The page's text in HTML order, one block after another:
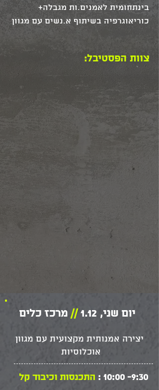
בינתחומית לאמנים.ות מגבלה+
כוריאוגרפיה בשיתוף א.נשים עם מגוון
ככלי לבניית קהילות
צוות הפסטיבל:
יום שני, 1.12 // מרכז כלים
יצירה אמנותית מקצועית עם מגוון
אוכלוסיות
9:30- 10:00 :
התכנסות וכיבוד קל